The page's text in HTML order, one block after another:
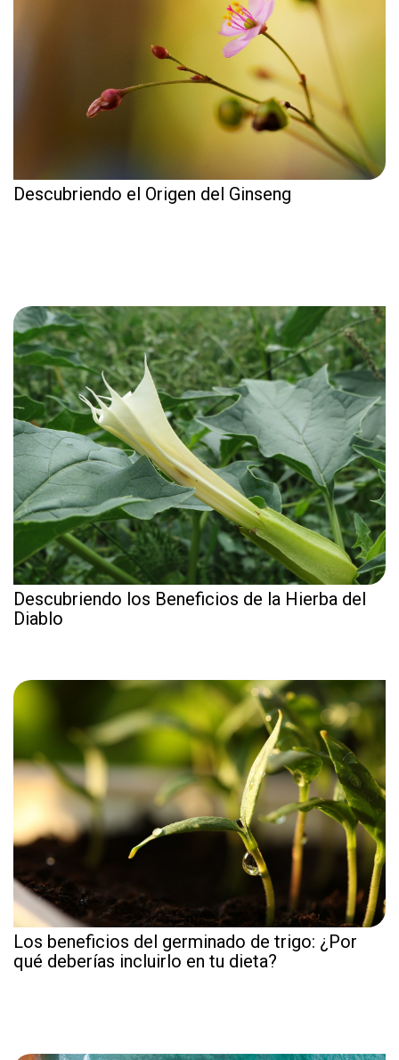
Descubriendo el Origen del Ginseng
Descubriendo los Beneficios de la Hierba del
Diablo
Los beneficios del germinado de trigo: ¿Por
qué deberías incluirlo en tu dieta?